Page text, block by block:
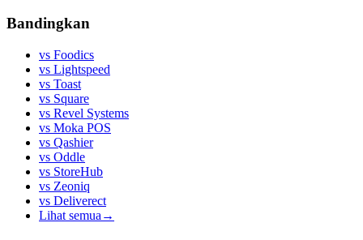
Bandingkan
vs Foodics
vs Lightspeed
vs Toast
vs Square
vs Revel Systems
vs Moka POS
vs Qashier
vs Oddle
vs StoreHub
vs Zeoniq
vs Deliverect
Lihat semua →